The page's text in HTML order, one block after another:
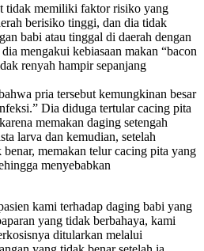
tidak memiliki faktor risiko yang
berisiko tinggi, dan dia tidak
babi atau tinggal di daerah dengan
mengakui kebiasaan makan “bacon
renyah hampir sepanjang
pria tersebut kemungkinan besar
Dia diduga tertular cacing pita
memakan daging setengah
larva dan kemudian, setelah
memakan telur cacing pita yang
menyebabkan
kami terhadap daging babi yang
yang tidak berbahaya, kami
ditularkan melalui